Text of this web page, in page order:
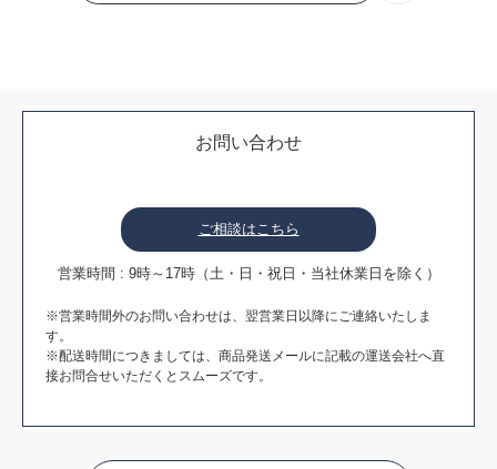
お問い合わせ
ご相談はこちら
営業時間 : 9時～17時（土・日・祝日・当社休業日を除く）
※営業時間外のお問い合わせは、翌営業日以降にご連絡いたしま
す。
※配送時間につきましては、商品発送メールに記載の運送会社へ直
接お問合せいただくとスムーズです。